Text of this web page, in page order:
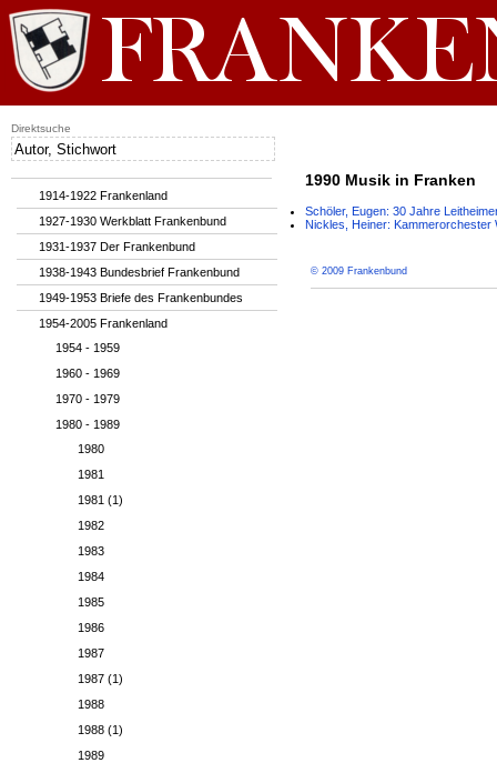
1990 Musik in Franken
Schöler, Eugen: 30 Jahre
Nickles, Heiner:
© 2009 Frankenbund
1914-1922 Frankenland
1927-1930 Werkblatt Frankenbund
1931-1937 Der Frankenbund
1938-1943 Bundesbrief Frankenbund
1949-1953 Briefe des Frankenbundes
1954-2005 Frankenland
1954 - 1959
1960 - 1969
1970 - 1979
1980 - 1989
1980
1981
1981 (1)
1982
1983
1984
1985
1986
1987
1987 (1)
1988
1988 (1)
1989
Direktsuche